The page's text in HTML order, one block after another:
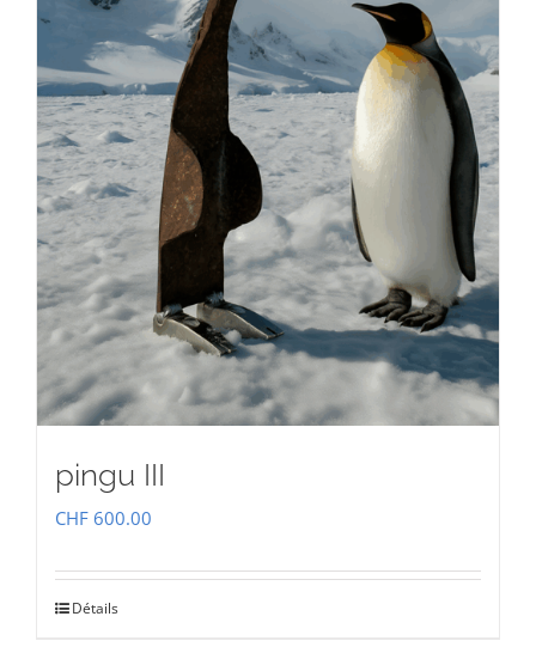
pingu III
CHF 600.00
Détails